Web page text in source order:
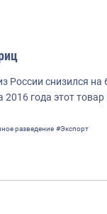
России снизился
года этот
разведение #Экспорт